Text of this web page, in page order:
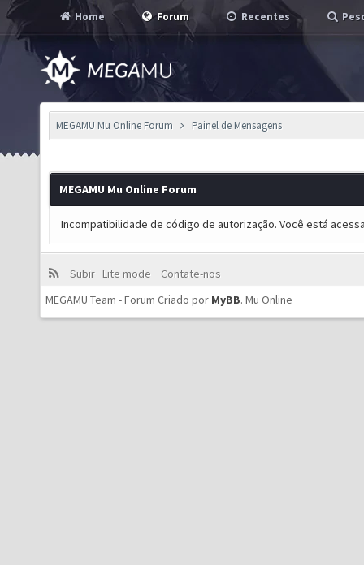
Home Forum Recentes
MEGAMU Mu Online Forum Painel de Mensagens
MEGAMU Mu Online Forum
Incompatibilidade de código de autorização. Você está
Subir Lite mode
Contate-nos
MEGAMU Team - Forum Criado por MyBB. Mu Online